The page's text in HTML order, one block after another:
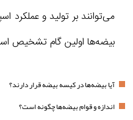
می‌توانند بر تولید و عملکرد
بیضه‌ها اولین گام تشخیص
آیا بیضه‌ها در کیسه بیضه قرار دارند؟
اندازه و قوام بیضه‌ها چگونه است؟